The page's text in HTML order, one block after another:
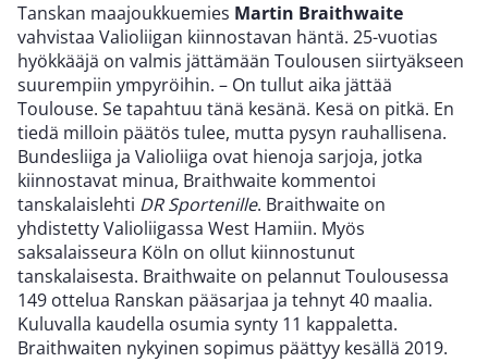
Tanskan maajoukkuemies Martin Braithwaite
vahvistaa Valioliigan kiinnostavan häntä. 25-vuotias
hyökkääjä on valmis jättämään Toulousen siirtyäkseen
suurempiin ympyröihin. – On tullut aika jättää
Toulouse. Se tapahtuu tänä kesänä. Kesä on pitkä. En
tiedä milloin päätös tulee, mutta pysyn rauhallisena.
Bundesliiga ja Valioliiga ovat hienoja sarjoja, jotka
kiinnostavat minua, Braithwaite kommentoi
tanskalaislehti DR Sportenille. Braithwaite on
yhdistetty Valioliigassa West Hamiin. Myös
saksalaisseura Köln on ollut kiinnostunut
tanskalaisesta. Braithwaite on pelannut Toulousessa
149 ottelua Ranskan pääsarjaa ja tehnyt 40 maalia.
Kuluvalla kaudella osumia synty 11 kappaletta.
Braithwaiten nykyinen sopimus päättyy kesällä 2019.